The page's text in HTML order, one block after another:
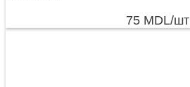
75 MDL/шт